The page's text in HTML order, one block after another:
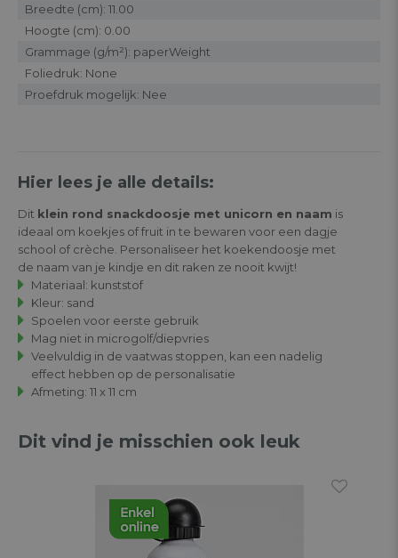
Breedte (cm): 11.00
Hoogte (cm): 0.00
Grammage (g/m²): paperWeight
Foliedruk: None
Proefdruk mogelijk: Nee
Hier lees je alle details:
Dit klein rond snackdoosje met unicorn en naam is
ideaal om koekjes of fruit in te bewaren voor een dagje
school of crèche. Personaliseer het koekendoosje met
de naam van je kindje en dit raken ze nooit kwijt!
Materiaal: kunststof
Kleur: sand
Spoelen voor eerste gebruik
Mag niet in microgolf/diepvries
Veelvuldig in de vaatwas stoppen, kan een nadelig
effect hebben op de personalisatie
Afmeting: 11 x 11 cm
Dit vind je misschien ook leuk